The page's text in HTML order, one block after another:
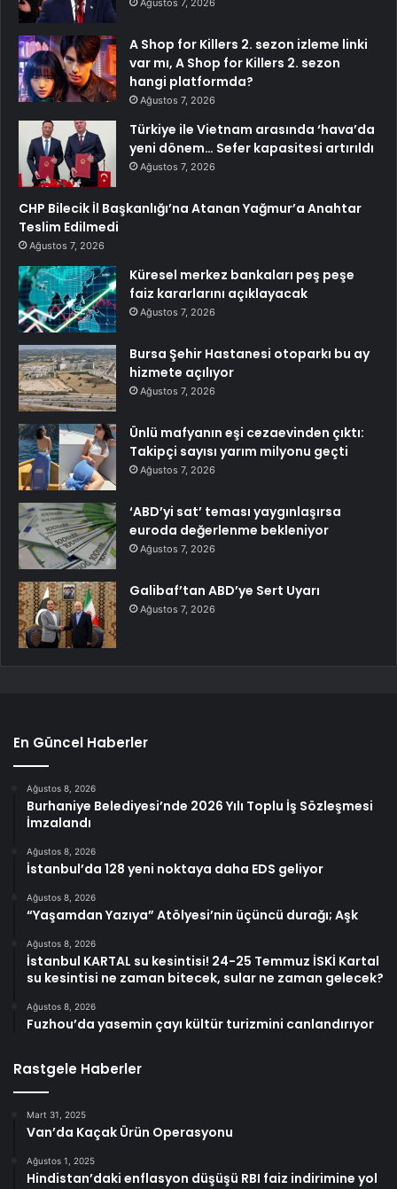
Ağustos 7, 2026
A Shop for Killers 2. sezon izleme linki
var mı, A Shop for Killers 2. sezon
hangi platformda?
Ağustos 7, 2026
Türkiye ile Vietnam arasında ‘hava’da
yeni dönem… Sefer kapasitesi artırıldı
Ağustos 7, 2026
CHP Bilecik İl Başkanlığı’na Atanan Yağmur’a Anahtar
Teslim Edilmedi
Ağustos 7, 2026
Küresel merkez bankaları peş peşe
faiz kararlarını açıklayacak
Ağustos 7, 2026
Bursa Şehir Hastanesi otoparkı bu ay
hizmete açılıyor
Ağustos 7, 2026
Ünlü mafyanın eşi cezaevinden çıktı:
Takipçi sayısı yarım milyonu geçti
Ağustos 7, 2026
‘ABD’yi sat’ teması yaygınlaşırsa
euroda değerlenme bekleniyor
Ağustos 7, 2026
Galibaf’tan ABD’ye Sert Uyarı
Ağustos 7, 2026
En Güncel Haberler
Ağustos 8, 2026
Burhaniye Belediyesi’nde 2026 Yılı Toplu İş Sözleşmesi
İmzalandı
Ağustos 8, 2026
İstanbul’da 128 yeni noktaya daha EDS geliyor
Ağustos 8, 2026
“Yaşamdan Yazıya” Atölyesi’nin üçüncü durağı; Aşk
Ağustos 8, 2026
İstanbul KARTAL su kesintisi! 24-25 Temmuz İSKİ Kartal
su kesintisi ne zaman bitecek, sular ne zaman gelecek?
Ağustos 8, 2026
Fuzhou’da yasemin çayı kültür turizmini canlandırıyor
Rastgele Haberler
Mart 31, 2025
Van’da Kaçak Ürün Operasyonu
Ağustos 1, 2025
Hindistan’daki enflasyon düşüşü RBI faiz indirimine yol